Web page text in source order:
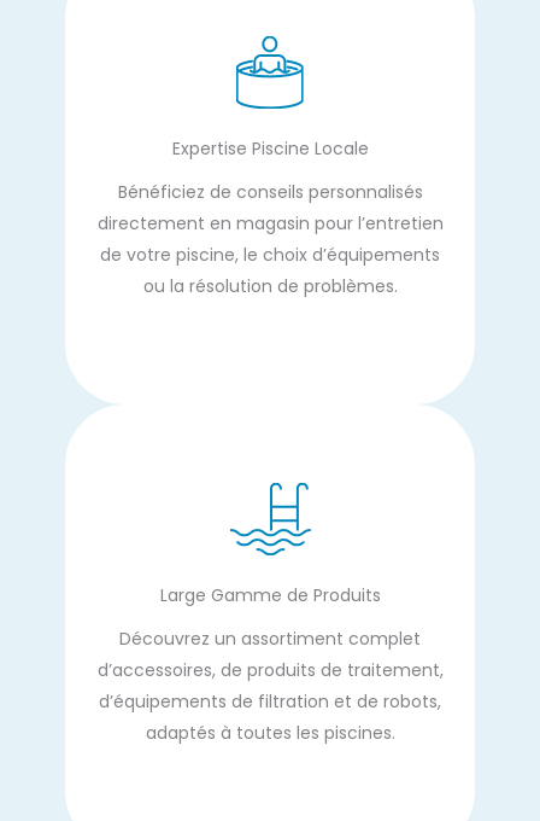
Expertise Piscine Locale
Bénéficiez de conseils personnalisés
directement en magasin pour l’entretien
de votre piscine, le choix d’équipements
ou la résolution de problèmes.
Large Gamme de Produits
Découvrez un assortiment complet
d’accessoires, de produits de traitement,
d’équipements de filtration et de robots,
adaptés à toutes les piscines.